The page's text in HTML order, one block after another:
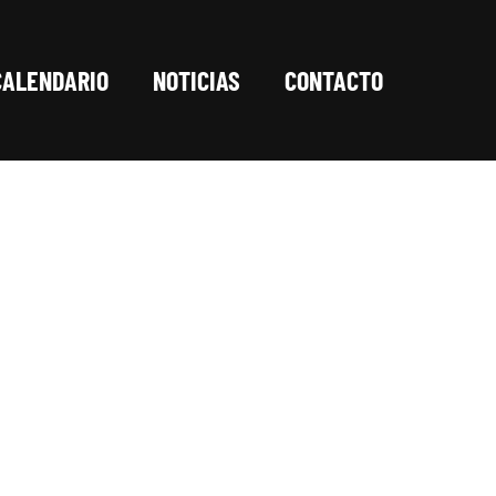
NOTICIAS CONTACTO